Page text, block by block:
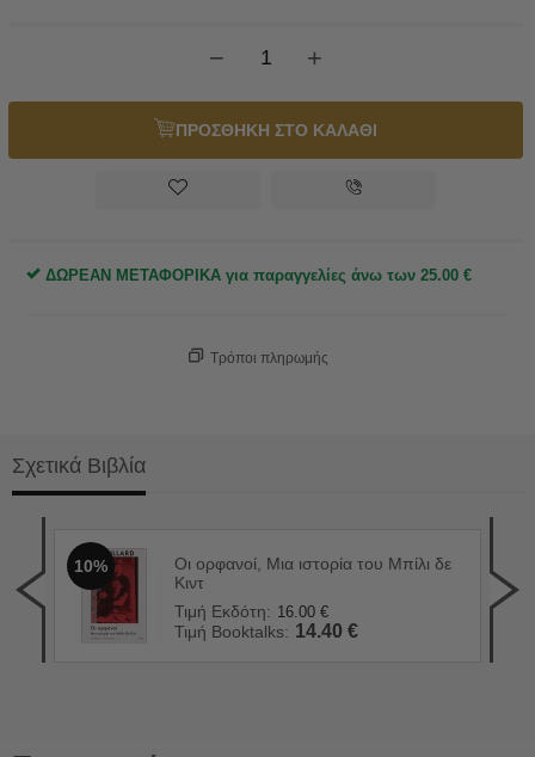
+
−
ΠΡΟΣΘΗΚΗ ΣΤΟ ΚΑΛΑΘΙ
ΔΩΡΕΑΝ ΜΕΤΑΦΟΡΙΚΑ για παραγγελίες άνω των 25.00 €
Τρόποι πληρωμής
Σχετικά Βιβλία
10%
Οι ορφανοί, Μια ιστορία του Μπίλι δε
Κιντ
Τιμή Εκδότη: 16.00 €
Τιμή Booktalks: 14.40 €